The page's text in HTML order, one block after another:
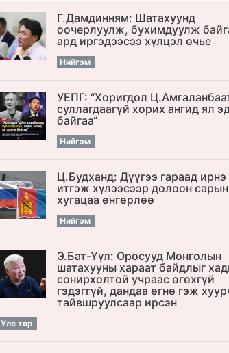
Г.Дамдинням: Шатахуунд
оочерлуулж, бухимдуулж
ард иргэдээсээ хүлцэл өчье
Нийгэм
УЕПГ: “Хоригдол
cуллагдаагүй хорих ангид ял
байгаа“
Нийгэм
Ц.Будханд: Дүүгээ гараад
итгэж хүлээсээр долоон сарын
хугацаа өнгөрлөө
Нийгэм
Э.Бат-Үүл: Оросууд Монголын
шатахууны хараат байдлыг
сонирхолтой учраас өгөхгүй
гэдэггүй, дандаа өгнө гэж
тайвшруулсаар ирсэн
Улс төр